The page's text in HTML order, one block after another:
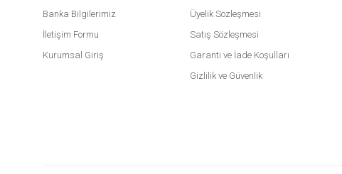
Banka Bilgilerimiz
İletişim Formu
Kurumsal Giriş
Üyelik Sözleşmesi
Satış Sözleşmesi
Garanti ve İade Koşulları
Gizlilik ve Güvenlik